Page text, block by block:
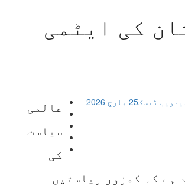
کی ایٹمی
ویب ڈیسک25 مارچ 2026
عالمی
سیاست
کی
کہ کمزور ریاستیں